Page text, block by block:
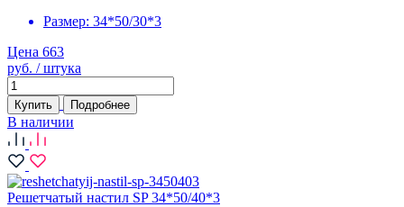
Размер: 34*50/30*3
Цена 663
руб. / штука
Купить Подробнее
В наличии
Решетчатый настил SP 34*50/40*3